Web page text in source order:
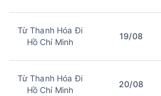
Từ Thanh Hóa Đi
Hồ Chí Minh
19/08
Từ Thanh Hóa Đi
Hồ Chí Minh
20/08